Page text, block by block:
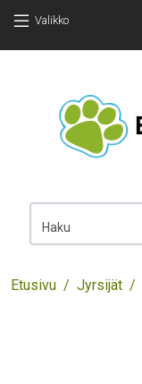
Valikko
Haku
Murupolku
Etusivu Jyrsijät